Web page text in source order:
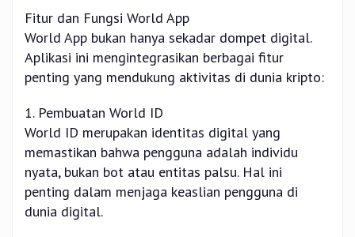
Fitur dan Fungsi World App
World App bukan hanya sekadar dompet digital.
Aplikasi ini mengintegrasikan berbagai fitur
penting yang mendukung aktivitas di dunia kripto:
1. Pembuatan World ID
World ID merupakan identitas digital yang
memastikan bahwa pengguna adalah individu
nyata, bukan bot atau entitas palsu. Hal ini
penting dalam menjaga keaslian pengguna di
dunia digital.